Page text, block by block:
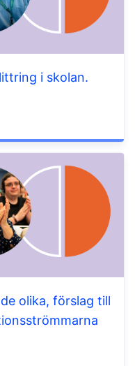
i skolan.
olika, förslag till